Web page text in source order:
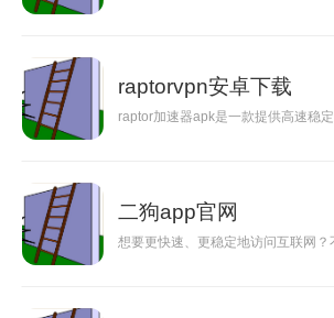
raptorvpn安卓下载
raptor加速器apk是一款提供高速稳
二狗app官网
想要更快速、更稳定地访问互联网